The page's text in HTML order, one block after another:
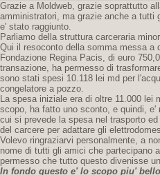
Grazie a Moldweb, grazie soprattutto
amministratori, ma grazie anche a tutti
e' stato raggiunto.
Parliamo della struttura carceraria
Qui il resoconto della somma messa a
Fondazione Regina Pacis, di euro
transazione, ha permesso di
sono stati spesi 10.118 lei md per
congelatore a pozzo.
La spesa iniziale era di oltre 11.000 lei
scopo, ha fatto uno sconto, e quindi,
cui si prevede la spesa nel trasporto
del carcere per adattare gli
Volevo ringraziarvi personalmente, a
nome di tutti gli amici che partecipano
permesso che tutto questo divenisse
In fondo questo e' lo scopo piu'